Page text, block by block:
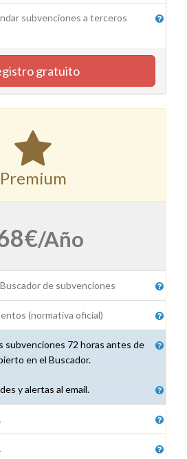
subvenciones a terceros
gratuito
Premium
€/Año
de subvenciones
(normativa oficial)
subvenciones 72 horas antes de
en el Buscador.
y alertas al email.